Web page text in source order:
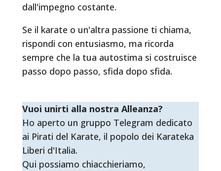
dall'impegno costante.
Se il karate o un'altra passione ti chiama,
rispondi con entusiasmo, ma ricorda
sempre che la tua autostima si costruisce
passo dopo passo, sfida dopo sfida.
Vuoi unirti alla nostra Alleanza?
Ho aperto un gruppo Telegram dedicato
ai Pirati del Karate, il popolo dei Karateka
Liberi d'Italia.
Qui possiamo chiacchieriamo,